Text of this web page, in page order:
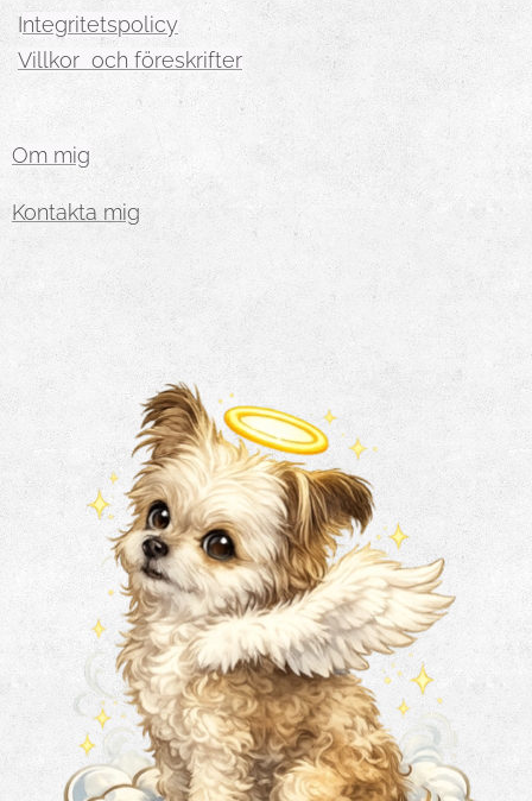
Integritetspolicy
Villkor och föreskrifter
Om mig
Kontakta mig